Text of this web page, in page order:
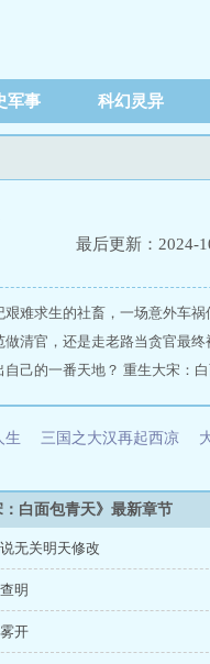
军事 科幻灵异
最后更新：2024-
难求生的社畜，一场意外车
清官，还是走老路当贪官最
己的一番天地？ 重生大宋：
生 三国之大汉再起西凉
：白面包青天》最新章节
无关明天修改
明
开